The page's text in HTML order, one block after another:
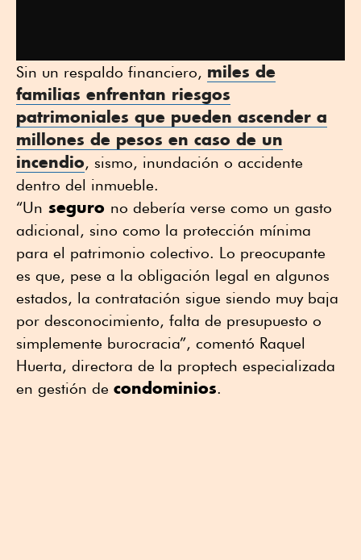
Sin un respaldo financiero, miles de
familias enfrentan riesgos
patrimoniales que pueden ascender a
millones de pesos en caso de un
incendio, sismo, inundación o accidente
dentro del inmueble.
“Un seguro no debería verse como un gasto
adicional, sino como la protección mínima
para el patrimonio colectivo. Lo preocupante
es que, pese a la obligación legal en algunos
estados, la contratación sigue siendo muy baja
por desconocimiento, falta de presupuesto o
simplemente burocracia”, comentó Raquel
Huerta, directora de la proptech especializada
en gestión de condominios.